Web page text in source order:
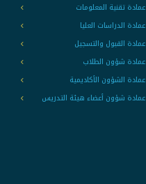
عمادة تقنية المعلومات
عمادة الدراسات العليا
عمادة القبول والتسجيل
عمادة شؤون الطلاب
عمادة الشؤون الأكاديمية
عمادة شؤون أعضاء هيئة التدريس